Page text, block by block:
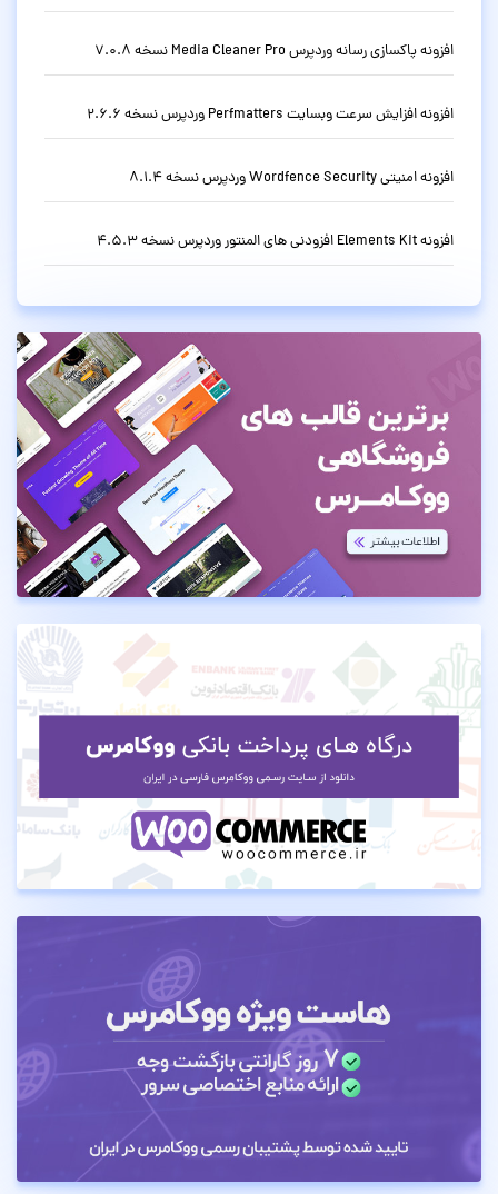
افزونه پاکسازی رسانه وردپرس Media Cleaner Pro نسخه 7.0.8
افزونه افزایش سرعت وبسایت Perfmatters وردپرس نسخه 2.6.6
افزونه امنیتی Wordfence Security وردپرس نسخه 8.1.4
افزونه Elements Kit افزودنی های المنتور وردپرس نسخه 4.5.3